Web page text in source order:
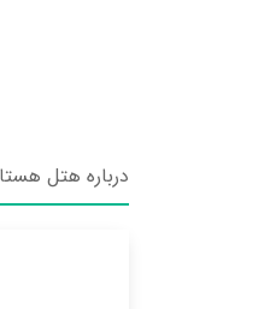
درباره هتل